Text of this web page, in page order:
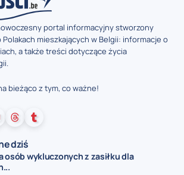
portal informacyjny stworzony
mieszkających w Belgii: informacje o
a także treści dotyczące życia
bieżąco z tym, co ważne!
dziś
osób wykluczonych z zasiłku dla